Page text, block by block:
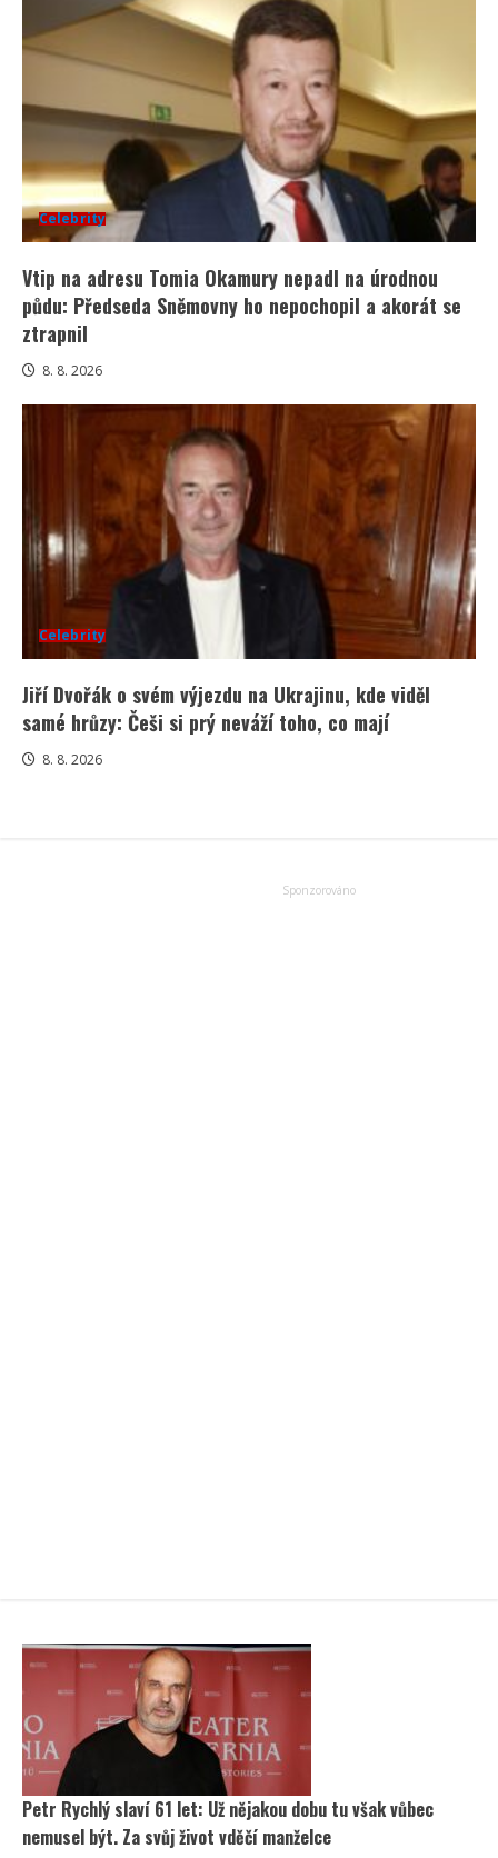
Celebrity
Vtip na adresu Tomia Okamury nepadl na úrodnou
půdu: Předseda Sněmovny ho nepochopil a akorát se
ztrapnil
8. 8. 2026
Celebrity
Jiří Dvořák o svém výjezdu na Ukrajinu, kde viděl
samé hrůzy: Češi si prý neváží toho, co mají
8. 8. 2026
Petr Rychlý slaví 61 let: Už nějakou dobu tu však vůbec
nemusel být. Za svůj život vděčí manželce